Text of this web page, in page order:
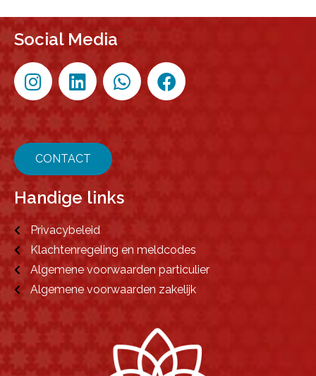
Social Media
CONTACT
Handige links
Privacybeleid
Klachtenregeling en meldcodes
Algemene voorwaarden particulier
Algemene voorwaarden zakelijk